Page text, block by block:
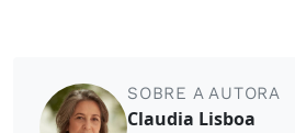
SOBRE A AUTORA
Claudia Lisboa